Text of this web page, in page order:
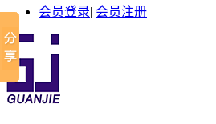
会员登录| 会员注册